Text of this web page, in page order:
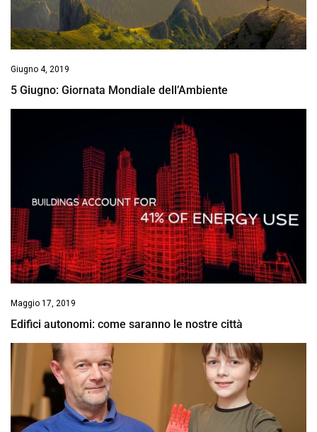
Giugno 4, 2019
5 Giugno: Giornata Mondiale dell’Ambiente
Maggio 17, 2019
Edifici autonomi: come saranno le nostre città